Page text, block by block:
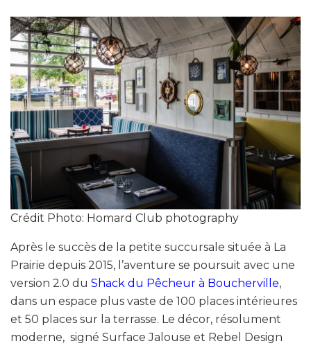
Crédit Photo: Homard Club photography
Après le succès de la petite succursale située à La
Prairie depuis 2015, l’aventure se poursuit avec une
version 2.0 du Shack du Pêcheur à Boucherville,
dans un espace plus vaste de 100 places intérieures
et 50 places sur la terrasse. Le décor, résolument
moderne, signé Surface Jalouse et Rebel Design